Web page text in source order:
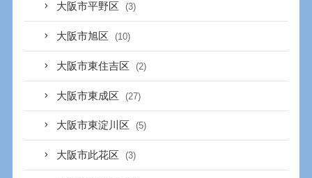
大阪市平野区 (3)
大阪市旭区 (10)
大阪市東住吉区 (2)
大阪市東成区 (27)
大阪市東淀川区 (5)
大阪市此花区 (3)